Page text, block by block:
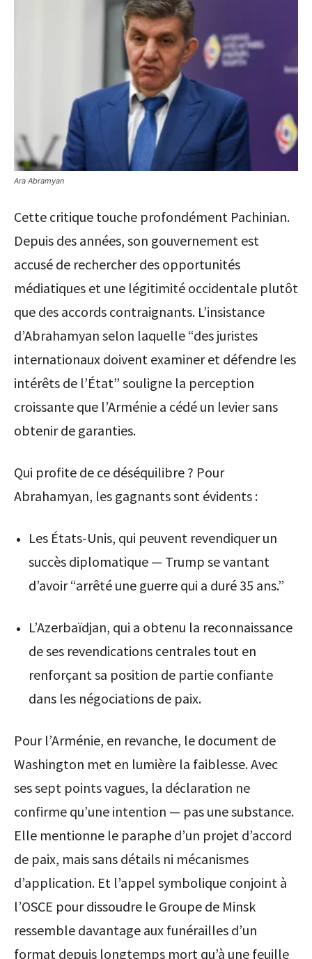
Ara Abramyan
Cette critique touche profondément Pachinian.
Depuis des années, son gouvernement est
accusé de rechercher des opportunités
médiatiques et une légitimité occidentale plutôt
que des accords contraignants. L’insistance
d’Abrahamyan selon laquelle “des juristes
internationaux doivent examiner et défendre les
intérêts de l’État” souligne la perception
croissante que l’Arménie a cédé un levier sans
obtenir de garanties.
Qui profite de ce déséquilibre ? Pour
Abrahamyan, les gagnants sont évidents :
Les États-Unis, qui peuvent revendiquer un
succès diplomatique — Trump se vantant
d’avoir “arrêté une guerre qui a duré 35 ans.”
L’Azerbaïdjan, qui a obtenu la reconnaissance
de ses revendications centrales tout en
renforçant sa position de partie confiante
dans les négociations de paix.
Pour l’Arménie, en revanche, le document de
Washington met en lumière la faiblesse. Avec
ses sept points vagues, la déclaration ne
confirme qu’une intention — pas une substance.
Elle mentionne le paraphe d’un projet d’accord
de paix, mais sans détails ni mécanismes
d’application. Et l’appel symbolique conjoint à
l’OSCE pour dissoudre le Groupe de Minsk
ressemble davantage aux funérailles d’un
format depuis longtemps mort qu’à une feuille